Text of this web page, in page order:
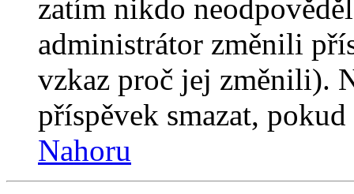
zatím nikdo
administrátor změnili
vzkaz proč jej změnili).
příspěvek smazat,
Nahoru